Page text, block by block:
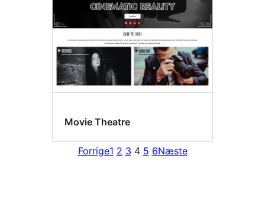
Movie Theatre
Forrige1 2 3 4 5 6Næste